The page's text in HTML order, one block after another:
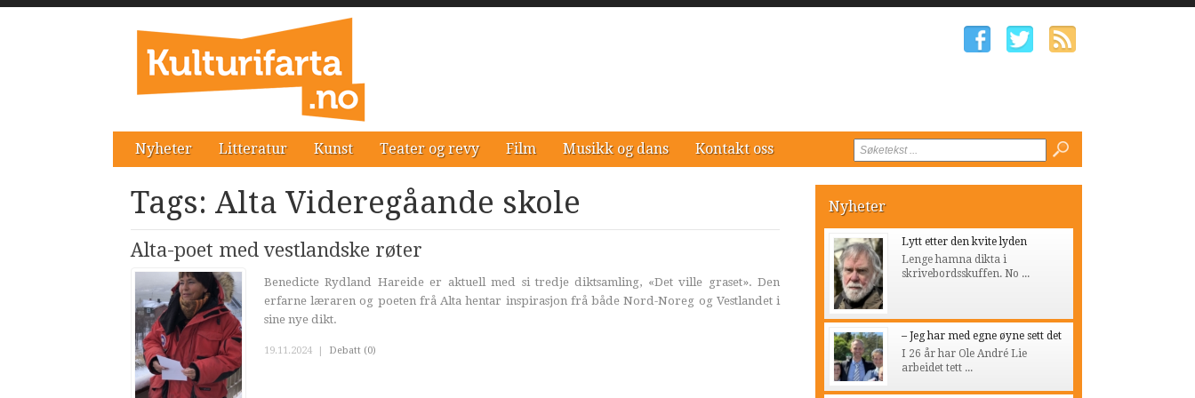
Nyheter Litteratur Kunst Teater og revy Film Musikk og dans Kontakt oss
Tags: Alta Videregåande skole
Alta-poet med vestlandske røter
Benedicte Rydland Hareide er aktuell med si tredje diktsamling, «Det ville graset». Den
erfarne læraren og poeten frå Alta hentar inspirasjon frå både Nord-Noreg og Vestlandet i
sine nye dikt.
19.11.2024 | Debatt (0)
Nyheter
Lytt etter den kvite lyden
Lenge hamna dikta i
skrivebordsskuffen. No ...
– Jeg har med egne øyne sett det
I 26 år har Ole André Lie
arbeidet tett ...